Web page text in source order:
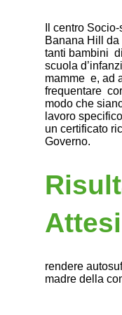
Il centro
Banana Hill
tanti bambini
scuola
mamme e, ad
frequentare
modo che
lavoro
un certificato
Governo.
Attesi
rendere
madre della